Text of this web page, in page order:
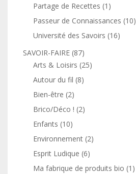
Partage de Recettes (1)
Passeur de Connaissances (10)
Université des Savoirs (16)
SAVOIR-FAIRE (87)
Arts & Loisirs (25)
Autour du fil (8)
Bien-être (2)
Brico/Déco ! (2)
Enfants (10)
Environnement (2)
Esprit Ludique (6)
Ma fabrique de produits bio (1)